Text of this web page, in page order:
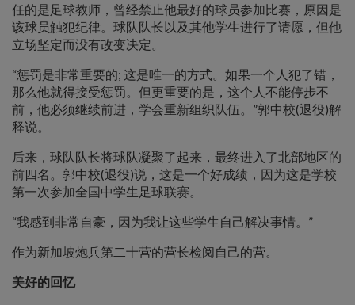
任的是足球教师，曾经禁止他最好的球员参加比赛，原因是
该球员触犯纪律。球队队长以及其他学生进行了请愿，但他
立场坚定而没有改变决定。
“惩罚是非常重要的; 这是唯一的方式。如果一个人犯了错，
那么他就得接受惩罚。但更重要的是，这个人不能停步不
前，他必须继续前进，学会重新组织队伍。”郭中校(退役)解
释说。
后来，球队队长将球队凝聚了起来，最终进入了北部地区的
前四名。郭中校(退役)说，这是一个好成绩，因为这是学校
第一次参加全国中学生足球联赛。
“我感到非常自豪，因为我让这些学生自己解决事情。”
作为新加坡炮兵第二十营的营长检阅自己的营。
美好的回忆